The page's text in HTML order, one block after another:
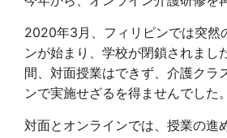
2020年3月、フィリピンでは突然
ンが始まり、学校が閉鎖されまし
間、対面授業はできず、介護クラ
ンで実施せざるを得ませんでした。
対面とオンラインでは、授業の進